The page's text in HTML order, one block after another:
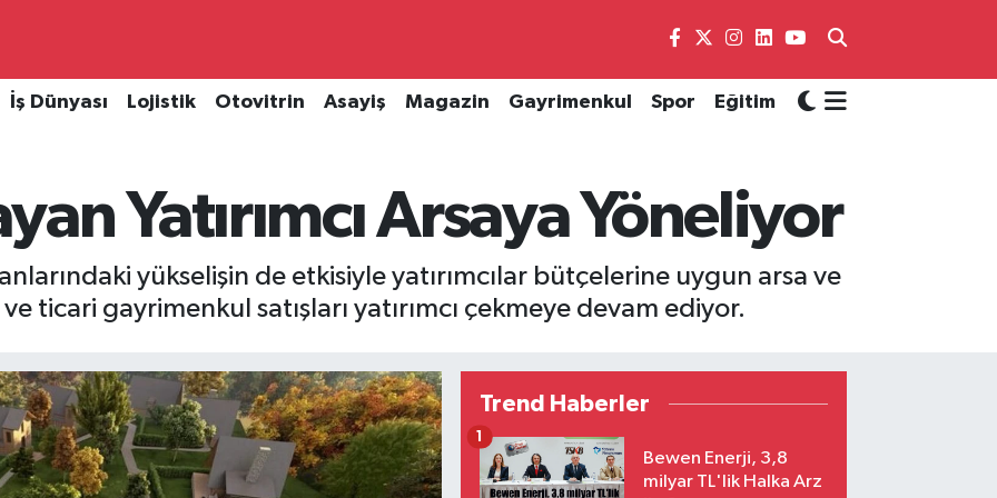
İş Dünyası Lojistik Otovitrin Asayiş Magazin Gayrimenkul Spor Eğitim
Yatırımcı Arsaya Yöneliyor
yükselişin de etkisiyle yatırımcılar bütçelerine uygun arsa ve
ticari gayrimenkul satışları yatırımcı çekmeye devam ediyor.
Trend Haberler
Bewen Enerji, 3,8
milyar TL'lik Halka Arz
1